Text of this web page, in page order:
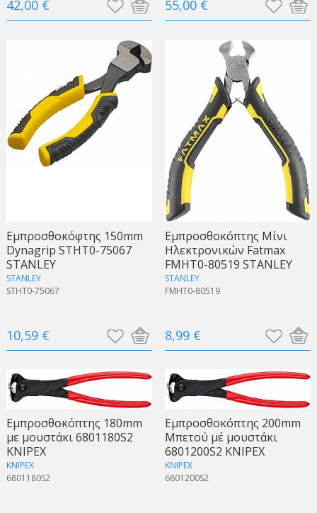
42,00 € 55,00 €
Εμπροσθοκόφτης 150mm
Dynagrip STHT0-75067
STANLEY
STANLEY
STHT0-75067
10,59 €
Εμπροσθοκόπτης Μίνι
Ηλεκτρονικών Fatmax
FMHT0-80519 STANLEY
STANLEY
FMHT0-80519
8,99 €
Εμπροσθοκόπτης 180mm
με μουστάκι 6801180S2
KNIPEX
KNIPEX
6801180S2
Εμπροσθοκόπτης 200mm
Μπετού μέ μουστάκι
6801200S2 KNIPEX
KNIPEX
6801200S2